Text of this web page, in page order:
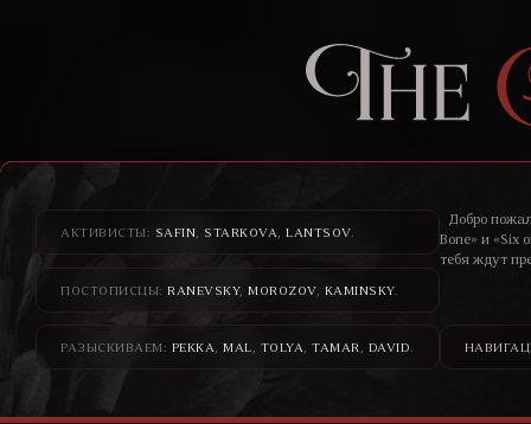
АКТИВИСТЫ: SAFIN STARKOVA LANTSOV.
ПОСТОПИСЦЫ: RANEVSKY, MOROZOV, KAMINSKY.
РАЗЫСКИВАЕМ: PEKKA MAL TOLYA TAMAR DAVID
Добро
Bone» и «Six
тебя ждут